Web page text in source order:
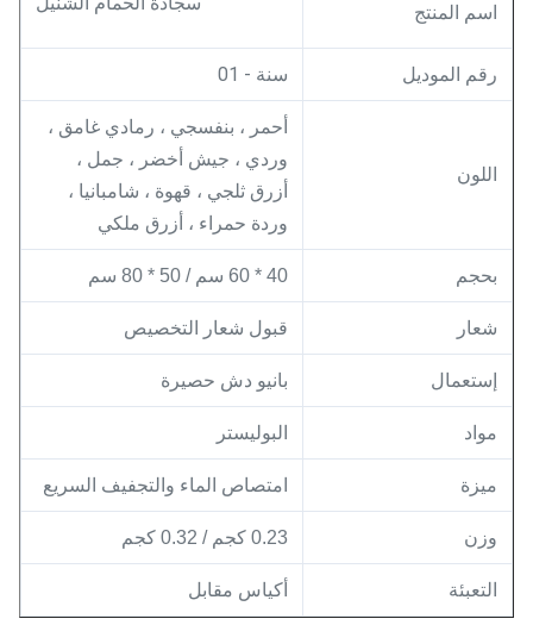
اسم المنتج
رقم الموديل سنة - 01
اللون
أحمر ، بنفسجي ، رمادي غامق ،
وردي ، جيش أخضر ، جمل ،
أزرق ثلجي ، قهوة ، شامبانيا ،
وردة حمراء ، أزرق ملكي
بحجم 40 * 60 سم / 50 * 80 سم
شعار قبول شعار التخصيص
إستعمال بانيو دش حصيرة
مواد البوليستر
ميزة امتصاص الماء والتجفيف السريع
وزن 0.23 كجم / 0.32 كجم
التعبئة أكياس مقابل